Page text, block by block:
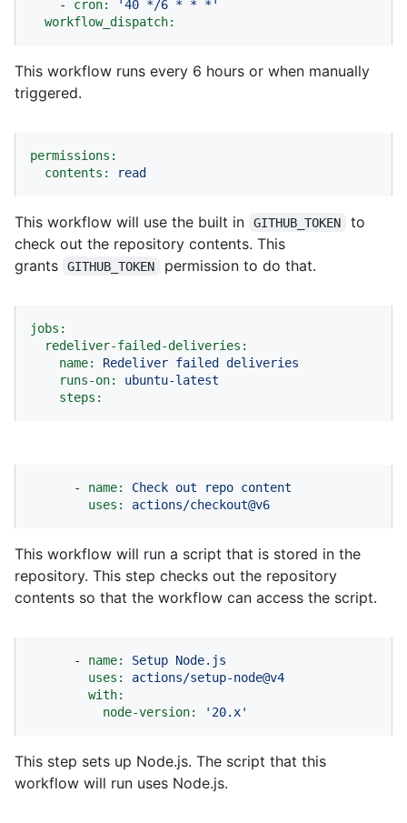
- cron:
'40 */6 * * *'
workflow_dispatch:
This workflow runs every 6 hours or when manually
triggered.
permissions:
contents:
read
This workflow will use the built in GITHUB_TOKEN
to
check out the repository contents. This
grants
GITHUB_TOKEN permission to do that.
jobs:
redeliver-failed-deliveries:
name:
Redeliver failed deliveries
runs-on:
ubuntu-latest
steps:
- name: Check out repo content
uses:
actions/checkout@v6
This workflow will run a script that is stored in the
repository. This step checks out the repository
contents so that the workflow can access the script.
- name: Setup Node.js
uses:
actions/setup-node@v4
with:
node-version:
'20.x'
This step sets up Node.js. The script that this
workflow will run uses Node.js.